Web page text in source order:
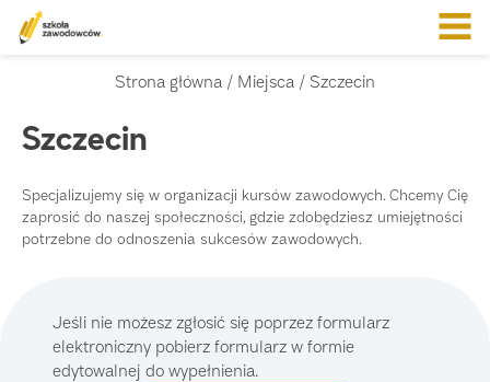
Strona główna / Miejsca / Szczecin
Szczecin
Specjalizujemy się w organizacji kursów zawodowych. Chcemy Cię
zaprosić do naszej społeczności, gdzie zdobędziesz umiejętności
potrzebne do odnoszenia sukcesów zawodowych.
Jeśli nie możesz zgłosić się poprzez formularz
elektroniczny pobierz formularz w formie
edytowalnej do wypełnienia.